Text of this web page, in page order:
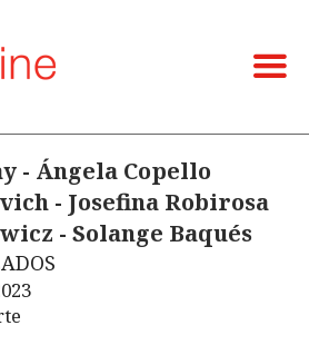
- Ángela Copello
- Josefina Robirosa
- Solange Baqués